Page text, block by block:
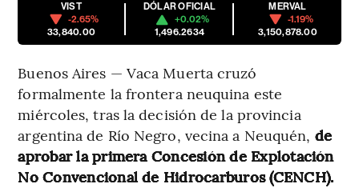
VIST
-2.65%
33,840.00
DÓLAR OFICIAL
+0.02%
1,496.2634
MERVAL
-1.19%
3,150,878.00
Buenos Aires — Vaca Muerta cruzó
formalmente la frontera neuquina este
miércoles, tras la decisión de la provincia
argentina de Río Negro, vecina a Neuquén, de
aprobar la primera Concesión de Explotación
No Convencional de Hidrocarburos (CENCH).